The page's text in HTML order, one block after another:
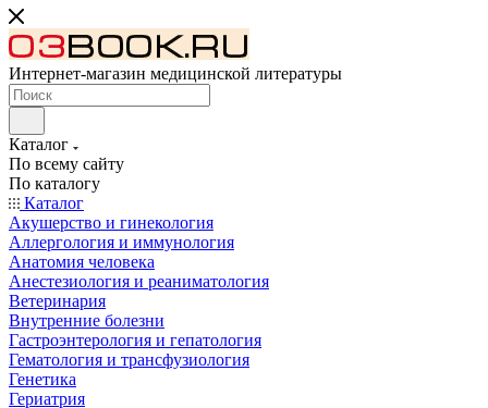
Интернет-магазин медицинской литературы
Каталог
По всему сайту
По каталогу
Каталог
Акушерство и гинекология
Аллергология и иммунология
Анатомия человека
Анестезиология и реаниматология
Ветеринария
Внутренние болезни
Гастроэнтерология и гепатология
Гематология и трансфузиология
Генетика
Гериатрия